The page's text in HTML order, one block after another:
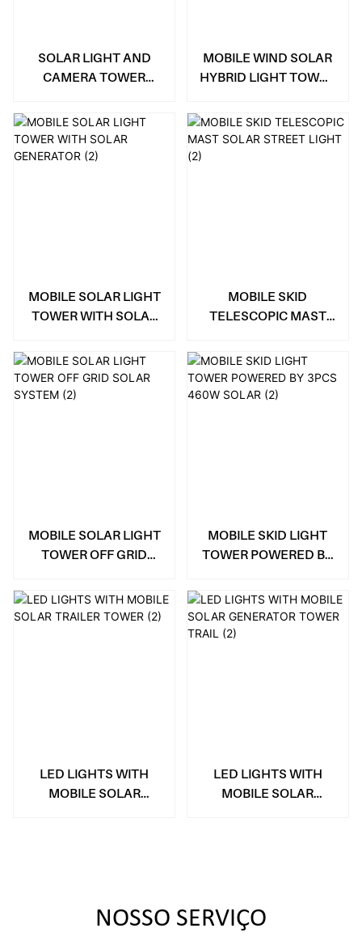
SOLAR LIGHT AND
CAMERA TOWER
MOBILE WIND SOLAR
HYBRID LIGHT TOWER
MOBILE SOLAR LIGHT
TOWER WITH SOLAR
MOBILE SKID
TELESCOPIC MAST
MOBILE SOLAR LIGHT
TOWER OFF GRID
MOBILE SKID LIGHT
TOWER POWERED BY
LED LIGHTS WITH
MOBILE SOLAR
LED LIGHTS WITH
MOBILE SOLAR
NOSSO SERVIÇO